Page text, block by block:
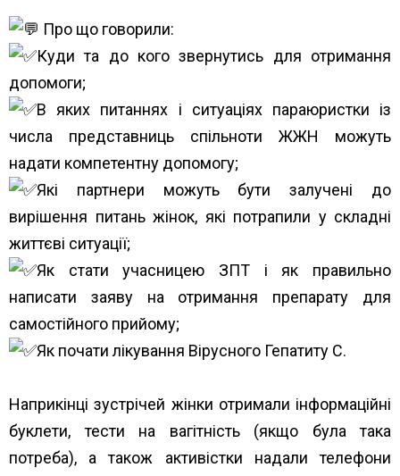
Про що говорили:
Куди та до кого звернутись для отримання
допомоги;
В яких питаннях і ситуаціях параюристки із
числа представниць спільноти ЖЖН можуть
надати компетентну допомогу;
Які партнери можуть бути залучені до
вирішення питань жінок, які потрапили у складні
життєві ситуації;
Як стати учасницею ЗПТ і як правильно
написати заяву на отримання препарату для
самостійного прийому;
Як почати лікування Вірусного Гепатиту С.
Наприкінці зустрічей жінки отримали інформаційні
буклети, тести на вагітність (якщо була така
потреба), а також активістки надали телефони